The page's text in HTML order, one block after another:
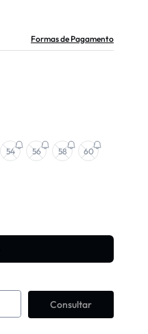
Formas de Pagamento
54 56 58 60